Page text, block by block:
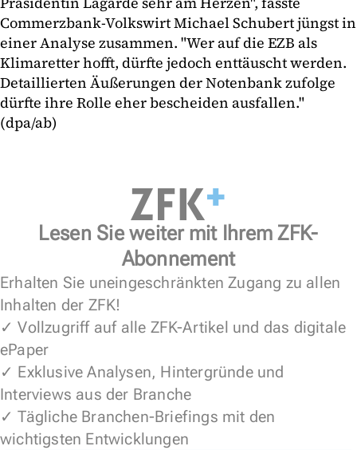
Commerzbank-Volkswirt Michael Schubert jüngst in
einer Analyse zusammen. "Wer auf die EZB als
Klimaretter hofft, dürfte jedoch enttäuscht werden.
Detaillierten Äußerungen der Notenbank zufolge
dürfte ihre Rolle eher bescheiden ausfallen."
(dpa/ab)
Lesen Sie weiter mit Ihrem ZFK-
Abonnement
Erhalten Sie uneingeschränkten Zugang zu allen
Inhalten der ZFK!
✓ Vollzugriff auf alle ZFK-Artikel und das digitale
ePaper
✓ Exklusive Analysen, Hintergründe und
Interviews aus der Branche
✓ Tägliche Branchen-Briefings mit den
wichtigsten Entwicklungen